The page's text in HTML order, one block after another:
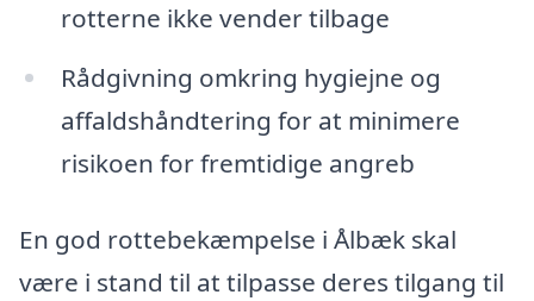
rotterne ikke vender tilbage
Rådgivning omkring hygiejne og
affaldshåndtering for at minimere
risikoen for fremtidige angreb
En god rottebekæmpelse i Ålbæk skal
være i stand til at tilpasse deres tilgang til